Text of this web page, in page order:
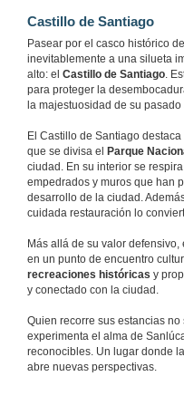
Castillo de Santiago
Pasear por el casco histórico de
inevitablemente a una silueta
alto: el Castillo de Santiago.
para proteger la
la majestuosidad de su
El Castillo de Santiago
que se divisa el Parque
ciudad. En su interior se
empedrados y muros que han
desarrollo de la ciudad.
cuidada restauración lo
Más allá de su valor
en un punto de encuentro
recreaciones históricas y
y conectado con la ciudad.
Quien recorre sus estancias
experimenta el alma de
reconocibles. Un lugar donde
abre nuevas perspectivas.